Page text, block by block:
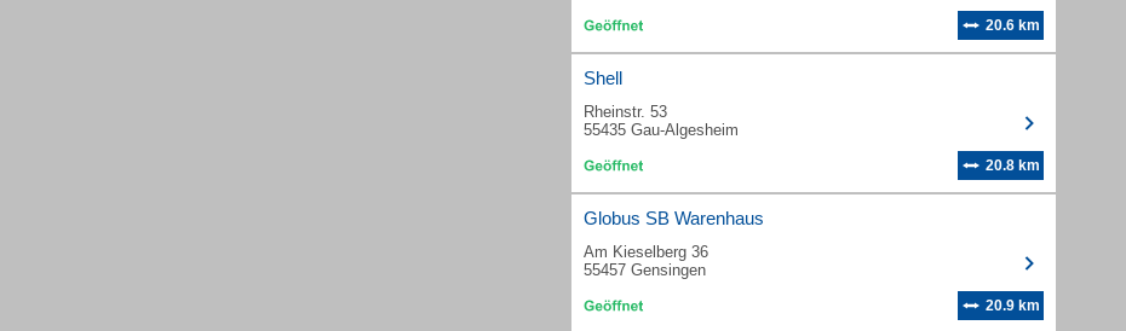
20.6 km
Shell
Rheinstr. 53
55435 Gau-Algesheim
20.8 km
Globus SB Warenhaus
Am Kieselberg 36
55457 Gensingen
20.9 km